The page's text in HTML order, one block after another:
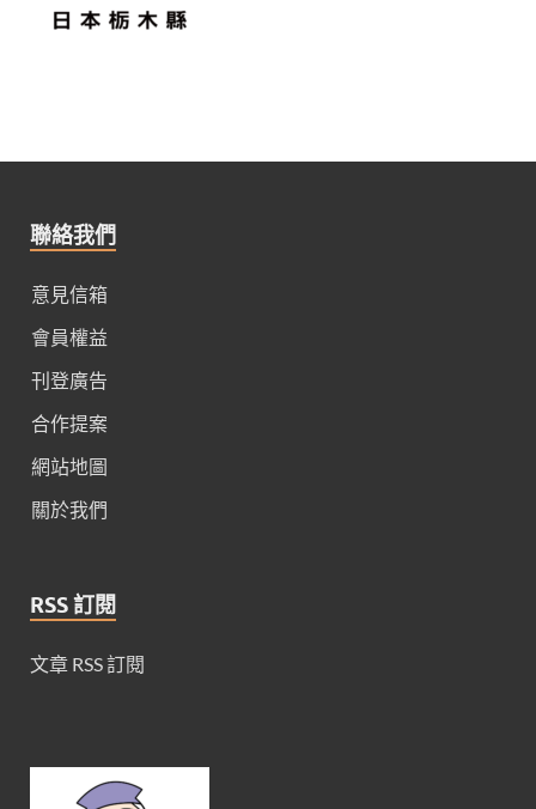
聯絡我們
意見信箱
會員權益
刊登廣告
合作提案
網站地圖
關於我們
RSS 訂閱
文章 RSS 訂閱